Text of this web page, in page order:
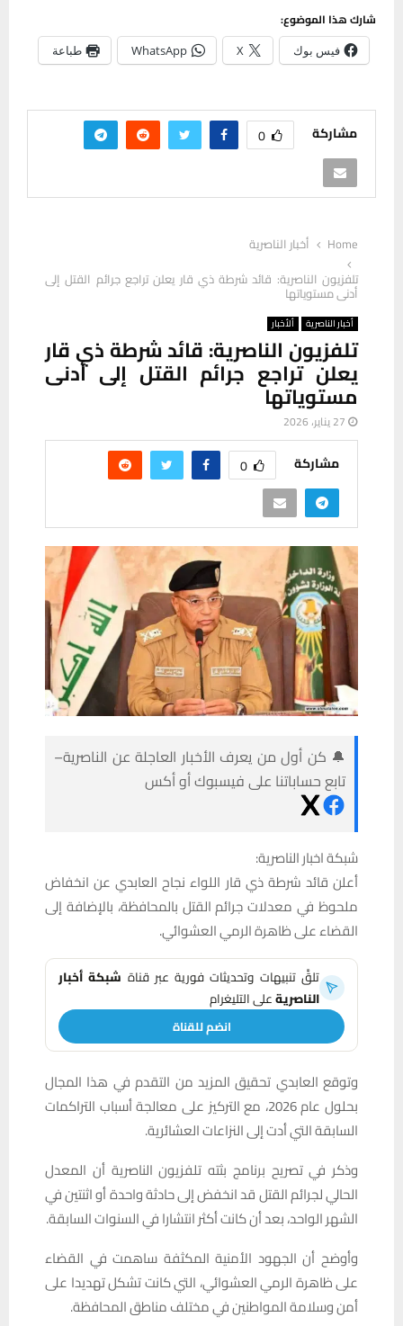
شارك هذا الموضوع:
فيس بوك X
WhatsApp طباعة
مشاركة 0
Home
أخبار الناصرية
تلفزيون الناصرية: قائد شرطة ذي قار يعلن تراجع جرائم القتل إلى
أدنى مستوياتها
أخبار الناصرية ألأخبار
تلفزيون الناصرية: قائد شرطة ذي قار
يعلن تراجع جرائم القتل إلى أدنى
مستوياتها
27 يناير، 2026
مشاركة 0
🔔 كن أول من يعرف الأخبار العاجلة عن الناصرية–
تابع حساباتنا على فيسبوك أو أكس
شبكة اخبار الناصرية:
أعلن قائد شرطة ذي قار اللواء نجاح العابدي عن انخفاض
ملحوظ في معدلات جرائم القتل بالمحافظة، بالإضافة إلى
القضاء على ظاهرة الرمي العشوائي.
تلقَّ تنبيهات وتحديثات فورية عبر قناة شبكة أخبار
الناصريةعلى التليغرام
انضم للقناة
وتوقع العابدي تحقيق المزيد من التقدم في هذا المجال
بحلول عام 2026، مع التركيز على معالجة أسباب التراكمات
السابقة التي أدت إلى النزاعات العشائرية.
وذكر في تصريح برنامج بثته تلفزيون الناصرية أن المعدل
الحالي لجرائم القتل قد انخفض إلى حادثة واحدة أو اثنتين في
الشهر الواحد، بعد أن كانت أكثر انتشارا في السنوات السابقة.
وأوضح أن الجهود الأمنية المكثفة ساهمت في القضاء
على ظاهرة الرمي العشوائي، التي كانت تشكل تهديدا على
أمن وسلامة المواطنين في مختلف مناطق المحافظة.